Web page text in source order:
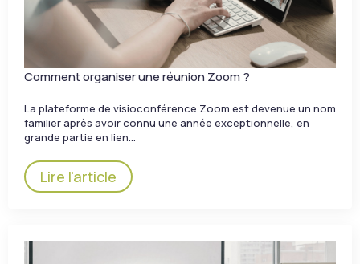
Comment organiser une réunion Zoom ?
La plateforme de visioconférence Zoom est devenue un nom
familier après avoir connu une année exceptionnelle, en
grande partie en lien…
Lire l'article